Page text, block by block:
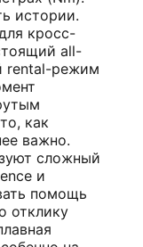
истории.
кросс-
all-
rental-режим
как
важно.
сложный
и
помощь
отклику